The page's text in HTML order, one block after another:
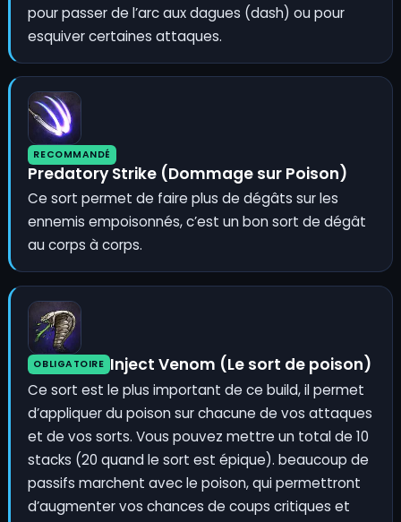
pour passer de l’arc aux dagues (dash) ou pour
esquiver certaines attaques.
RECOMMANDÉ
Predatory Strike (Dommage sur Poison)
Ce sort permet de faire plus de dégâts sur les
ennemis empoisonnés, c’est un bon sort de dégât
au corps à corps.
OBLIGATOIRE Inject Venom (Le sort de poison)
Ce sort est le plus important de ce build, il permet
d’appliquer du poison sur chacune de vos attaques
et de vos sorts. Vous pouvez mettre un total de 10
stacks (20 quand le sort est épique). beaucoup de
passifs marchent avec le poison, qui permettront
d’augmenter vos chances de coups critiques et